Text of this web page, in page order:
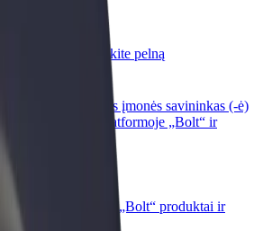
parduotuvę
klientų ir padidinkite pelną
nuomos įmonės savininkas (-ė)
automobilius platformoje „Bolt“ ir
pritaikomi „Bolt“ produktai ir